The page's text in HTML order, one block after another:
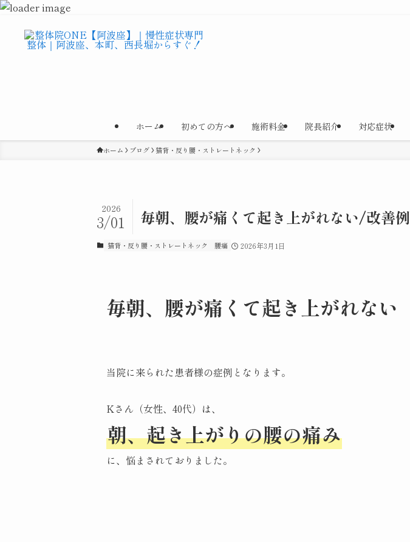
ホーム 初めての方へ 施術料金 院長紹介 対応症状
ホーム ブログ 猫背・反り腰・ストレートネック
毎朝、腰が痛くて起き上がれない/改善例
2026
3/01
猫背・反り腰・ストレートネック 腰痛 2026年3月1日
毎朝、腰が痛くて起き上がれない
当院に来られた患者様の症例となります。
Kさん（女性、40代）は、
朝、起き上がりの腰の痛み
に、悩まされておりました。